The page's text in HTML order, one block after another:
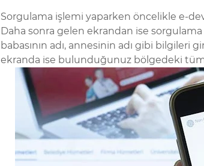
Sorgulama işlemi yaparken öncelikle e-
Daha sonra gelen ekrandan ise sorgulama
babasının adı, annesinin adı gibi bilgileri
ekranda ise bulunduğunuz bölgedeki tüm